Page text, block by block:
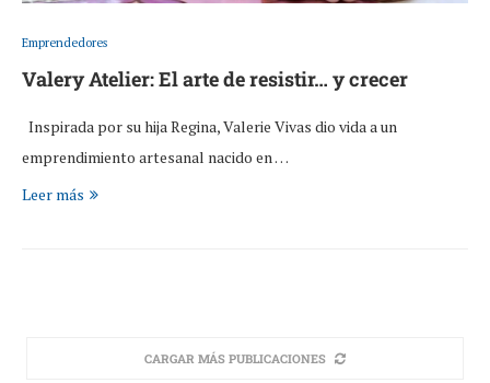
Emprendedores
Valery Atelier: El arte de resistir… y crecer
Inspirada por su hija Regina, Valerie Vivas dio vida a un
emprendimiento artesanal nacido en …
Leer más
CARGAR MÁS PUBLICACIONES